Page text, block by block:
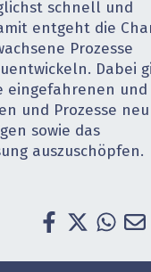
schnell und
entgeht die
Prozesse
Dabei
eingefahrenen und
und Prozesse neu
sowie das
auszuschöpfen.